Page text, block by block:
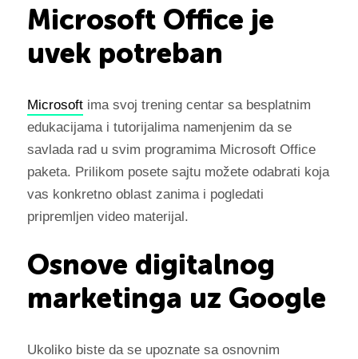
Microsoft Office je
uvek potreban
Microsoftima svoj trening centar sa besplatnim
edukacijama i tutorijalima namenjenim da se
savlada rad u svim programima Microsoft Office
paketa. Prilikom posete sajtu možete odabrati koja
vas konkretno oblast zanima i pogledati
pripremljen video materijal.
Osnove digitalnog
marketinga uz Google
Ukoliko biste da se upoznate sa osnovnim